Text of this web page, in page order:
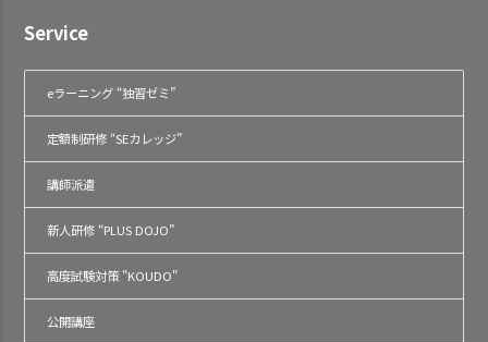
Service
eラーニング “独習ゼミ”
定額制研修 “SEカレッジ”
講師派遣
新人研修 “PLUS DOJO”
高度試験対策 "KOUDO"
公開講座